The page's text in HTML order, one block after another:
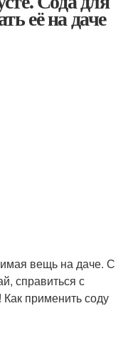
её на даче
вещь на даче. С
справиться с
применить соду